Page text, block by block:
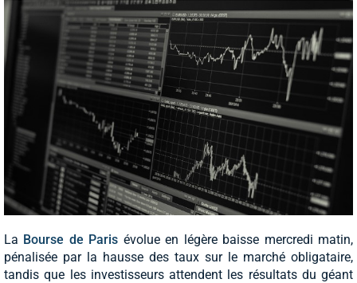
La Bourse de Paris évolue en légère baisse mercredi matin,
pénalisée par la hausse des taux sur le marché obligataire,
tandis que les investisseurs attendent les résultats du géant